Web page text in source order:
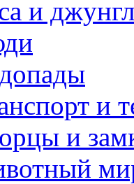
и
и
и